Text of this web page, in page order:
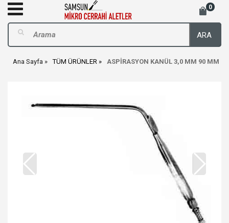
0
ARA
Ana Sayfa TÜM ÜRÜNLER ASPİRASYON KANÜL 3,0 MM 90 MM